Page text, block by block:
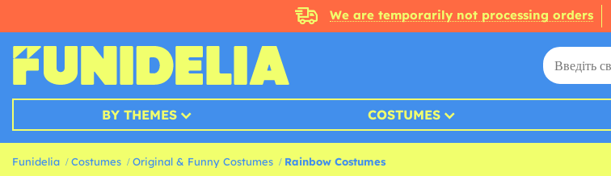
We are temporarily not processing orders
BY THEMES COSTUMES
Funidelia Costumes Original & Funny Costumes Rainbow Costumes